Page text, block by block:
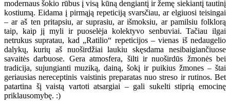
modernaus šokio rūbus į visą kūną dengiantį ir žemę siekiantį tautinį
kostiumą. Eidama į pirmąją repeticiją svarsčiau, ar elgiuosi teisingai
– ar aš ten pritapsiu, ar suprasiu, ar išmoksiu, ar pamilsiu folklorą
taip, kaip jį myli ir puoselėja kolektyvo senbuviai. Tačiau ilgai
netrukus supratau, kad „Ratilio“ repeticijos – vienas iš nedaugelio
dalykų, kurių aš nuoširdžiai laukiu skęsdama nesibaigiančiuose
savaitės darbuose. Gera atmosfera, šilti ir nuoširdūs žmonės bei
tradicija, sujungianti muziką, dainą, šokį ir puikius žmones – štai
geriausias nereceptinis vaistinis preparatas nuo streso ir rutinos. Bet
patartina šį vaistą vartoti atsargiai – gali sukelti stiprią emocinę
priklausomybę. :)